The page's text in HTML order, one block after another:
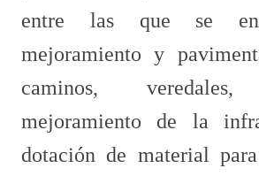
entre las que se
mejoramiento y
caminos, veredales,
mejoramiento de la
dotación de material